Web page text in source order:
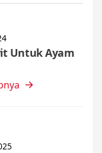
Untuk Ayam